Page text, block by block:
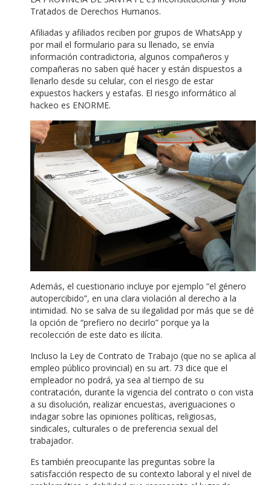
Tratados de Derechos Humanos.
Afiliadas y afiliados reciben por grupos de WhatsApp y
por mail el formulario para su llenado, se envía
información contradictoria, algunos compañeros y
compañeras no saben qué hacer y están dispuestos a
llenarlo desde su celular, con el riesgo de estar
expuestos hackers y estafas. El riesgo informático al
hackeo es ENORME.
Además, el cuestionario incluye por ejemplo “el género
autopercibido”, en una clara violación al derecho a la
intimidad. No se salva de su ilegalidad por más que se dé
la opción de “prefiero no decirlo” porque ya la
recolección de este dato es ilícita.
Incluso la Ley de Contrato de Trabajo (que no se aplica al
empleo público provincial) en su art. 73 dice que el
empleador no podrá, ya sea al tiempo de su
contratación, durante la vigencia del contrato o con vista
a su disolución, realizar encuestas, averiguaciones o
indagar sobre las opiniones políticas, religiosas,
sindicales, culturales o de preferencia sexual del
trabajador.
Es también preocupante las preguntas sobre la
satisfacción respecto de su contexto laboral y el nivel de